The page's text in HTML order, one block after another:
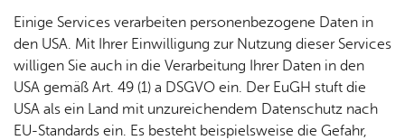
chen­
markt
Mit­tei­
lungs­
blatt
Ge­
schic
h­te
Lo­ka­le
Agen­
da
Ein­
rich­
tun­
gen
Für Gast­ge­ber
Da­ten­schutz
Im­pres­sum
Bar­rie­re­frei­heit
Pres­se
Einige Services verarbeiten personenbezogene Daten in
den USA. Mit Ihrer Einwilligung zur Nutzung dieser Services
willigen Sie auch in die Verarbeitung Ihrer Daten in den
USA gemäß Art. 49 (1) a DSGVO ein. Der EuGH stuft die
USA als ein Land mit unzureichendem Datenschutz nach
EU-Standards ein. Es besteht beispielsweise die Gefahr,